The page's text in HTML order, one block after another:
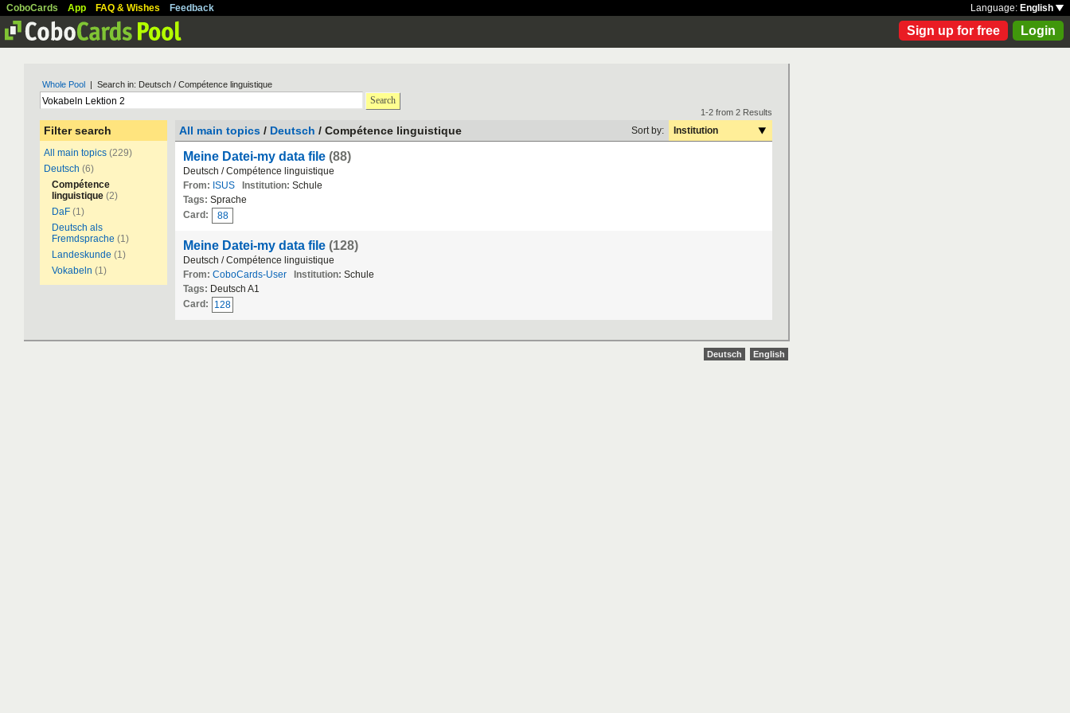
CoboCards App FAQ & Wishes Feedback Language: English
Sign up for free Login
Whole Pool | Search in: Deutsch / Compétence linguistique
Search
Filter search
All main topics (229)
Deutsch (6)
Compétence
linguistique (2)
DaF (1)
Deutsch als
Fremdsprache (1)
Landeskunde (1)
Vokabeln (1)
1-2 from 2 Results
All main topics / Deutsch / Compétence linguistique Sort by: Institution
Meine Datei-my data file (88)
Deutsch / Compétence linguistique
From: ISUS Institution: Schule
Tags: Sprache
Card:
88
Meine Datei-my data file (128)
Deutsch / Compétence linguistique
From: CoboCards-User Institution: Schule
Tags: Deutsch A1
Card:
128
Deutsch English